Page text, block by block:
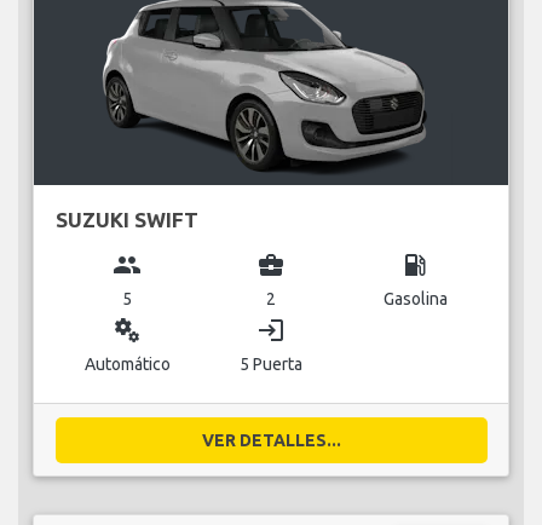
SUZUKI SWIFT
group
5
business_center
2
local_gas_station
Gasolina
miscellaneous_services
Automático
login
5 Puerta
VER DETALLES...